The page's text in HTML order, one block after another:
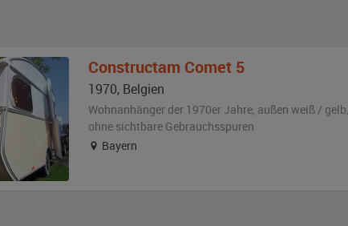
Constructam Comet 5
1970, Belgien
Wohnanhänger der 1970er Jahre, außen weiß / gelb,
ohne sichtbare Gebrauchsspuren
Bayern